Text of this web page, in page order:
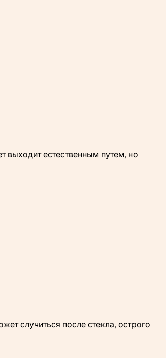
выходит естественным путем, но
случиться после стекла, острого